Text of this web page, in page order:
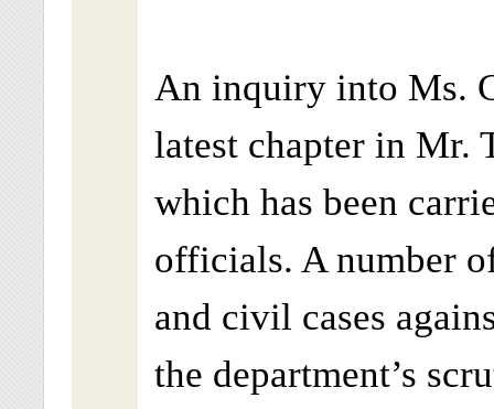
An inquiry into Ms.
latest chapter in Mr.
which has been
officials. A number
and civil cases
the department’s